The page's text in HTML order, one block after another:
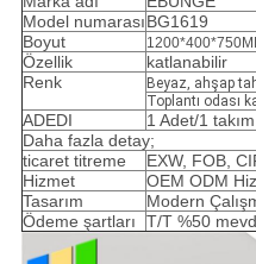
Model numarasıBG1619
Boyut
Özellik
katlanabilir
Renk
Beyaz, ahşap
Toplantı odası
ADEDI
1 Adet/1 takım
Daha fazla detay;
ticaret titreme
EXW, FOB,
Hizmet
OEM ODM
Tasarım
Modern
Ödeme şartları
T/T %50